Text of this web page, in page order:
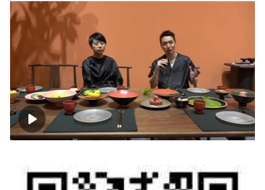
00:00 07:14